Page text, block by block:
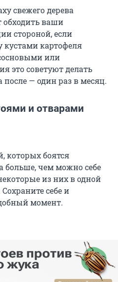
свежего дерева
обходить ваши
стороной, если
картофеля
или
это советуют делать
после — один раз в месяц.
и отварами
которых боятся
больше, чем можно себе
из них в одной
себе и
момент.